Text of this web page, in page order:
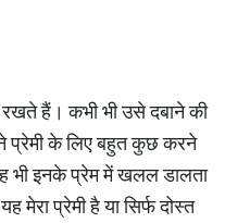
रखते हैं। कभी भी उसे दबाने की
के लिए बहुत कुछ करने
भी इनके प्रेम में खलल डालता
मेरा प्रेमी है या सिर्फ दोस्त